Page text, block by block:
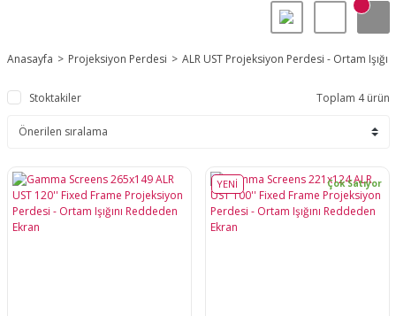
Anasayfa Projeksiyon Perdesi ALR UST Projeksiyon Perdesi - Ortam
Stoktakiler Toplam 4 ürün
Çok Satıyor
YENİ